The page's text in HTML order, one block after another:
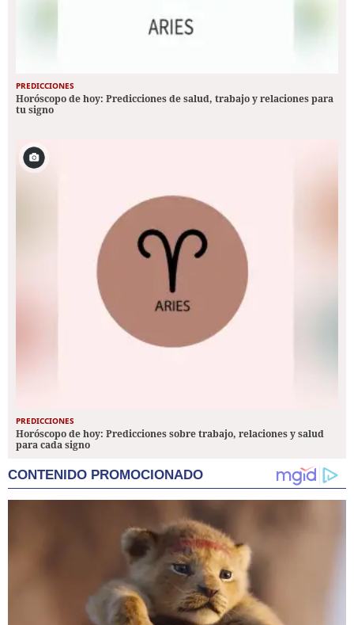
PREDICCIONES
Horóscopo de hoy: Predicciones de salud, trabajo y relaciones para
tu signo
PREDICCIONES
Horóscopo de hoy: Predicciones sobre trabajo, relaciones y salud
para cada signo
CONTENIDO PROMOCIONADO